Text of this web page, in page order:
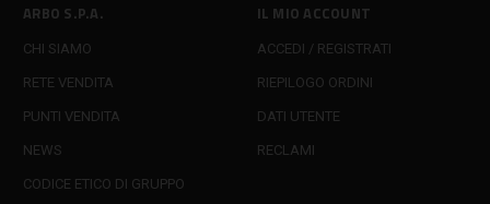
ARBO S.P.A.
CHI SIAMO
RETE VENDITA
PUNTI VENDITA
NEWS
CODICE ETICO DI GRUPPO
IL MIO ACCOUNT
ACCEDI / REGISTRATI
RIEPILOGO ORDINI
DATI UTENTE
RECLAMI